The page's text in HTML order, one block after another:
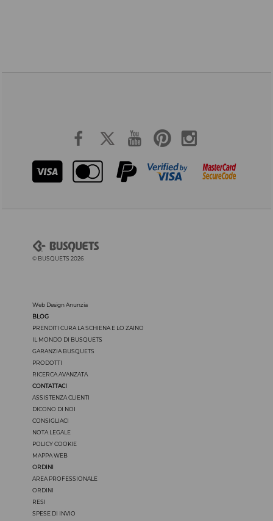
© BUSQUETS 2026
Web Design Anunzia
BLOG
PRENDITI CURA LA SCHIENA E LO ZAINO
IL MONDO DI BUSQUETS
GARANZIA BUSQUETS
PRODOTTI
RICERCA AVANZATA
CONTATTACI
ASSISTENZA CLIENTI
DICONO DI NOI
CONSIGLIACI
NOTA LEGALE
POLICY COOKIE
MAPPA WEB
ORDINI
AREA PROFESSIONALE
ORDINI
RESI
SPESE DI INVIO